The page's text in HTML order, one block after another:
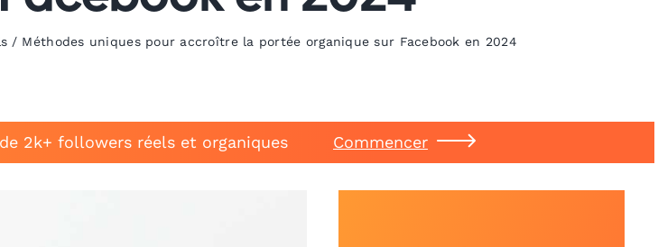
/ Méthodes uniques pour accroître la portée organique sur Facebook en 2024
2k+ followers réels et organiques Commencer